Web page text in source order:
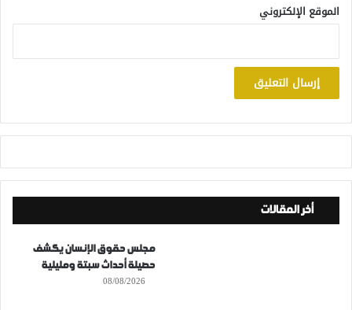
الموقع الإلكتروني
أخر المقالات
مجلس حقوق الإنسان يكشف
حصيلة أحداث سبتة ومليلية
08/08/2026